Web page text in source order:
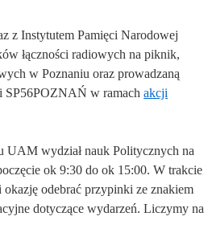
z Instytutem Pamięci Narodowej
łączności radiowych na piknik,
w Poznaniu oraz prowadzaną
SP56POZNAŃ w ramach akcji
UAM wydział nauk Politycznych na
ok 9:30 do ok 15:00. W trakcie
odebrać przypinki ze znakiem
dotyczące wydarzeń. Liczymy na